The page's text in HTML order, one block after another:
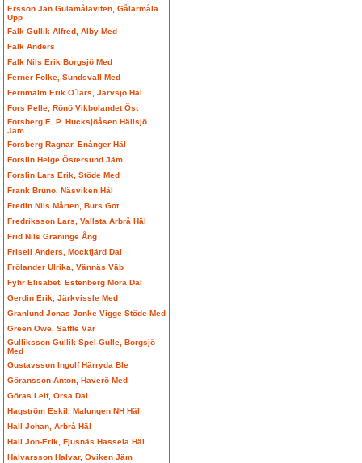
Ersson Jan Gulamålaviten, Gålarmåla
Upp
Falk Gullik Alfred, Alby Med
Falk Anders
Falk Nils Erik Borgsjö Med
Ferner Folke, Sundsvall Med
Fernmalm Erik O´lars, Järvsjö Häl
Fors Pelle, Rönö Vikbolandet Öst
Forsberg E. P. Hucksjöåsen Hällsjö
Jäm
Forsberg Ragnar, Enånger Häl
Forslin Helge Östersund Jäm
Forslin Lars Erik, Stöde Med
Frank Bruno, Näsviken Häl
Fredin Nils Mårten, Burs Got
Fredriksson Lars, Vallsta Arbrå Häl
Frid Nils Graninge Ång
Frisell Anders, Mockfjärd Dal
Frölander Ulrika, Vännäs Väb
Fyhr Elisabet, Estenberg Mora Dal
Gerdin Erik, Järkvissle Med
Granlund Jonas Jonke Vigge Stöde Med
Green Owe, Säffle Vär
Gulliksson Gullik Spel-Gulle, Borgsjö
Med
Gustavsson Ingolf Härryda Ble
Göransson Anton, Haverö Med
Göras Leif, Orsa Dal
Hagström Eskil, Malungen NH Häl
Hall Johan, Arbrå Häl
Hall Jon-Erik, Fjusnäs Hassela Häl
Halvarsson Halvar, Oviken Jäm